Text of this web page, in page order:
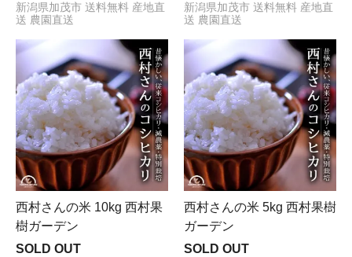
新潟県加茂市 送料無料 産地直
送 農園直送
新潟県加茂市 送料無料 産地直
送 農園直送
西村さんの米 10kg 西村果
樹ガーデン
SOLD OUT
西村さんの米 5kg 西村果樹
ガーデン
SOLD OUT